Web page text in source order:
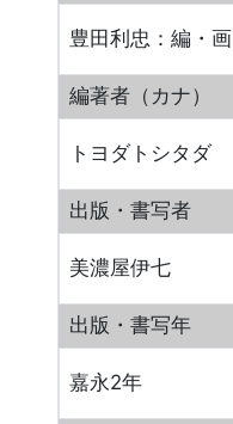
豊田利忠：編・画
編著者（カナ）
トヨダトシタダ
出版・書写者
美濃屋伊七
出版・書写年
嘉永2年